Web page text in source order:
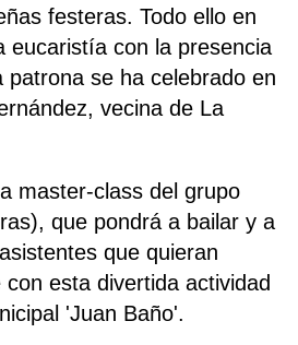
festeras. Todo ello en
eucaristía con la presencia
patrona se ha celebrado en
vecina de La
master-class del grupo
que pondrá a bailar y a
que quieran
esta divertida actividad
'Juan Baño'.